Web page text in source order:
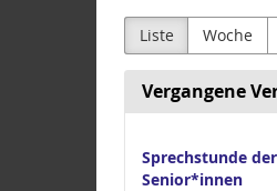
Liste Woche
Vergangene
Sprechstunde
Senior*innen